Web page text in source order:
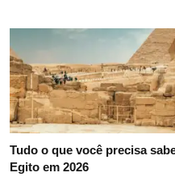
Tudo o que você precisa
Egito em 2026